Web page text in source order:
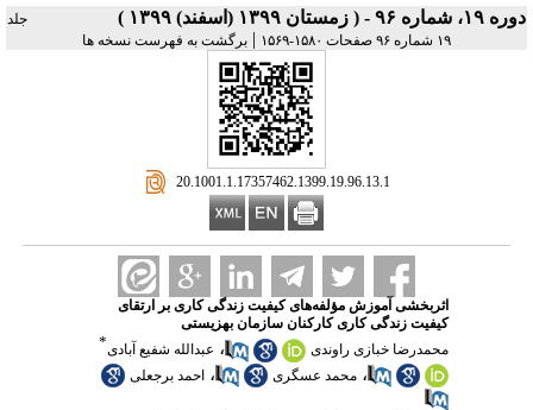
دوره ۱۹، شماره ۹۶ - ( زمستان ۱۳۹۹ (اسفند) ۱۳۹۹ )
جلد
۱۹ شماره ۹۶ صفحات ۱۵۸۰-۱۵۶۹
| برگشت به فهرست نسخه ها
‎ 20.1001.1.17357462.1399.19.96.13.1
اثربخشی آموزش مؤلفه‌های کیفیت زندگی کاری بر ارتقای
کیفیت زندگی کاری کارکنان سازما‌ن بهزیستی
محمدرضا خبازی راوندی
، عبدالله شفیع آبادی*
، محمد عسگری ، احمد برجعلی